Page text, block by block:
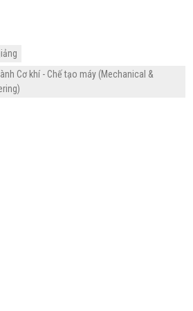
Cơ khí - Chế tạo máy (Mechanical &